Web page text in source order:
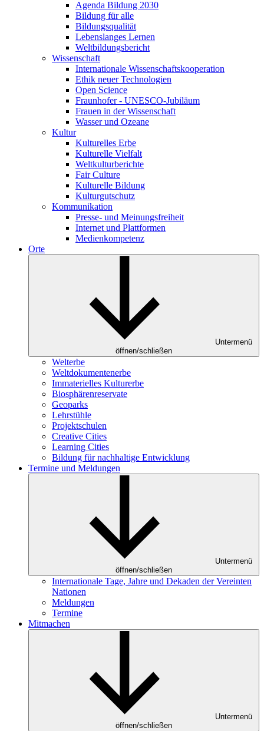
Agenda Bildung 2030
Bildung für alle
Bildungsqualität
Lebenslanges Lernen
Weltbildungsbericht
Wissenschaft
Internationale Wissenschaftskooperation
Ethik neuer Technologien
Open Science
Fraunhofer - UNESCO-Jubiläum
Frauen in der Wissenschaft
Wasser und Ozeane
Kultur
Kulturelles Erbe
Kulturelle Vielfalt
Weltkulturberichte
Fair Culture
Kulturelle Bildung
Kulturgutschutz
Kommunikation
Presse- und Meinungsfreiheit
Internet und Plattformen
Medienkompetenz
Orte
Untermenü
öffnen/schließen
Welterbe
Weltdokumentenerbe
Immaterielles Kulturerbe
Biosphärenreservate
Geoparks
Lehrstühle
Projektschulen
Creative Cities
Learning Cities
Bildung für nachhaltige Entwicklung
Termine und Meldungen
Untermenü
öffnen/schließen
Internationale Tage, Jahre und Dekaden der Vereinten
Nationen
Meldungen
Termine
Mitmachen
Untermenü
öffnen/schließen